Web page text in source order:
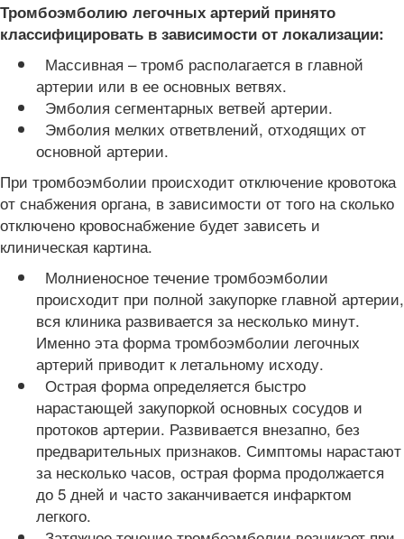
Тромбоэмболию легочных артерий принято
классифицировать в зависимости от локализации:
Массивная – тромб располагается в главной
артерии или в ее основных ветвях.
Эмболия сегментарных ветвей артерии.
Эмболия мелких ответвлений, отходящих от
основной артерии.
При тромбоэмболии происходит отключение кровотока
от снабжения органа, в зависимости от того на сколько
отключено кровоснабжение будет зависеть и
клиническая картина.
Молниеносное течение тромбоэмболии
происходит при полной закупорке главной артерии,
вся клиника развивается за несколько минут.
Именно эта форма тромбоэмболии легочных
артерий приводит к летальному исходу.
Острая форма определяется быстро
нарастающей закупоркой основных сосудов и
протоков артерии. Развивается внезапно, без
предварительных признаков. Симптомы нарастают
за несколько часов, острая форма продолжается
до 5 дней и часто заканчивается инфарктом
легкого.